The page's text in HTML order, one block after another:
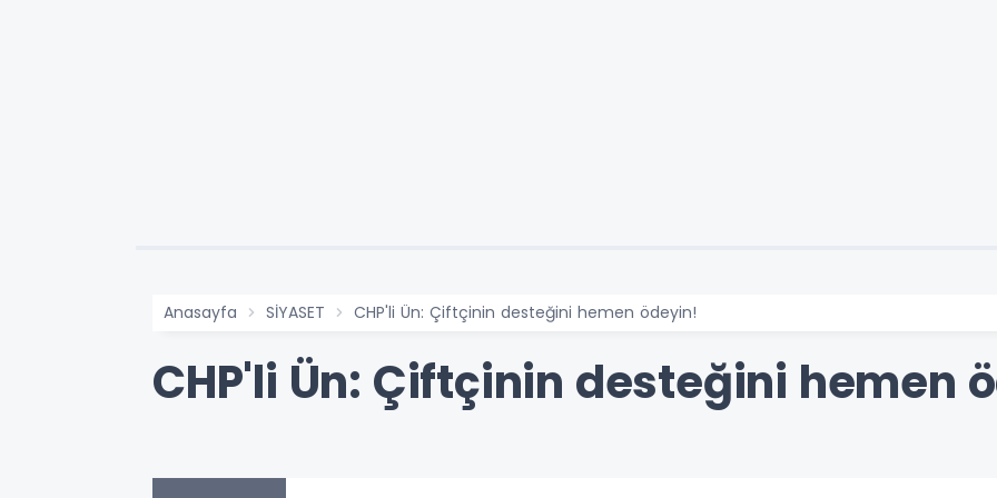
Anasayfa SİYASET CHP'li Ün: Çiftçinin desteğini hemen ödeyin!
CHP'li Ün: Çiftçinin desteğini hemen